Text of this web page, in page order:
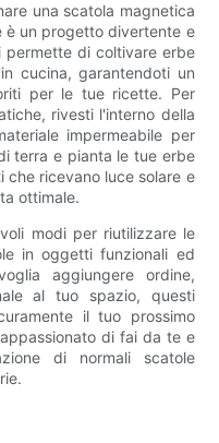
una scatola magnetica
è un progetto divertente e
di coltivare erbe
cucina, garantendoti un
per le tue ricette. Per
rivesti l'interno della
impermeabile per
terra e pianta le tue erbe
ricevano luce solare e
ottimale.
modi per riutilizzare le
in oggetti funzionali ed
aggiungere ordine,
al tuo spazio, questi
il tuo prossimo
di fai da te e
di normali scatole